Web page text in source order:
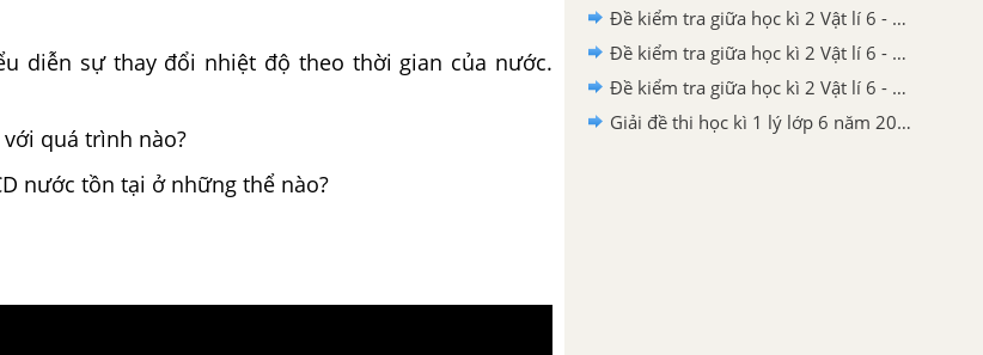
diễn sự thay đổi nhiệt độ theo thời gian của nước.
với quá trình nào?
nước tồn tại ở những thể nào?
Đề kiểm tra giữa học kì 2 Vật lí 6 - Đề số 03 có lời giải chi tiết
Đề kiểm tra giữa học kì 2 Vật lí 6 - Đề số 02 có lời giải chi tiết
Đề kiểm tra giữa học kì 2 Vật lí 6 - Đề số 01 có lời giải chi tiết
Giải đề thi học kì 1 lý lớp 6 năm 2020 - 2021 Phòng GDĐT huyện Chi Lăng